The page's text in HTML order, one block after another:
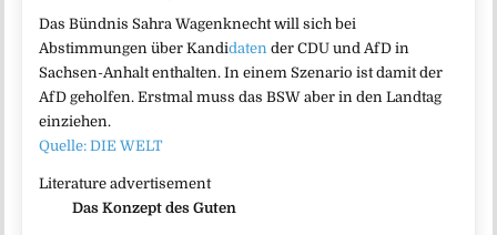
Das Bündnis Sahra Wagenknecht will sich bei
Abstimmungen über Kandidaten der CDU und AfD in
Sachsen-Anhalt enthalten. In einem Szenario ist damit der
AfD geholfen. Erstmal muss das BSW aber in den Landtag
einziehen.
Quelle: DIE WELT
Literature advertisement
Das Konzept des Guten